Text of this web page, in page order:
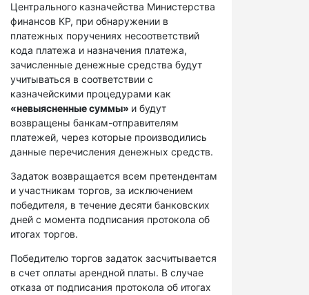
Центрального казначейства Министерства
финансов КР, при обнаружении в
платежных поручениях несоответствий
кода платежа и назначения платежа,
зачисленные денежные средства будут
учитываться в соответствии с
казначейскими процедурами как
«невыясненные суммы» и будут
возвращены банкам-отправителям
платежей, через которые производились
данные перечисления денежных средств.
Задаток возвращается всем претендентам
и участникам торгов, за исключением
победителя, в течение десяти банковских
дней с момента подписания протокола об
итогах торгов.
Победителю торгов задаток засчитывается
в счет оплаты арендной платы. В случае
отказа от подписания протокола об итогах